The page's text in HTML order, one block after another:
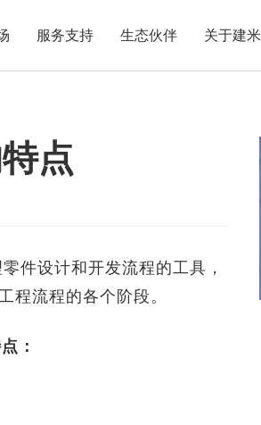
服务支持 生态伙伴 关于建米
点
设计和开发流程的工具，
程流程的各个阶段。
：